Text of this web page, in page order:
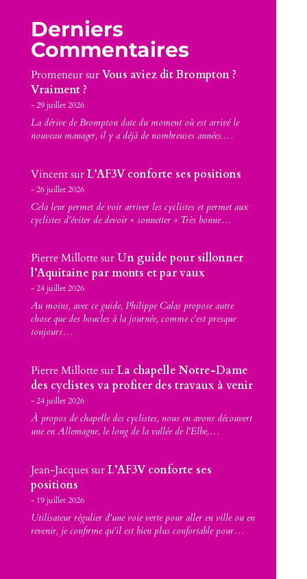
Derniers
Commentaires
PromeneursurVous aviez dit Brompton ?
Vraiment ?
29 juillet 2026
La dérive de Brompton date du moment où est arrivé le
nouveau manager, il y a déjà de nombreuses années.…
VincentsurL’AF3V conforte ses positions
26 juillet 2026
Cela leur permet de voir arriver les cyclistes et permet aux
cyclistes d’éviter de devoir « sonnetter » Très bonne…
Pierre MillottesurUn guide pour sillonner
l’Aquitaine par monts et par vaux
24 juillet 2026
Au moins, avec ce guide, Philippe Calas propose autre
chose que des boucles à la journée, comme c'est presque
toujours…
Pierre MillottesurLa chapelle Notre-Dame
des cyclistes va profiter des travaux à venir
24 juillet 2026
À propos de chapelle des cyclistes, nous en avons découvert
une en Allemagne, le long de la vallée de l'Elbe,…
Jean-JacquessurL’AF3V conforte ses
positions
19 juillet 2026
Utilisateur régulier d'une voie verte pour aller en ville ou en
revenir, je confirme qu'il est bien plus confortable pour…